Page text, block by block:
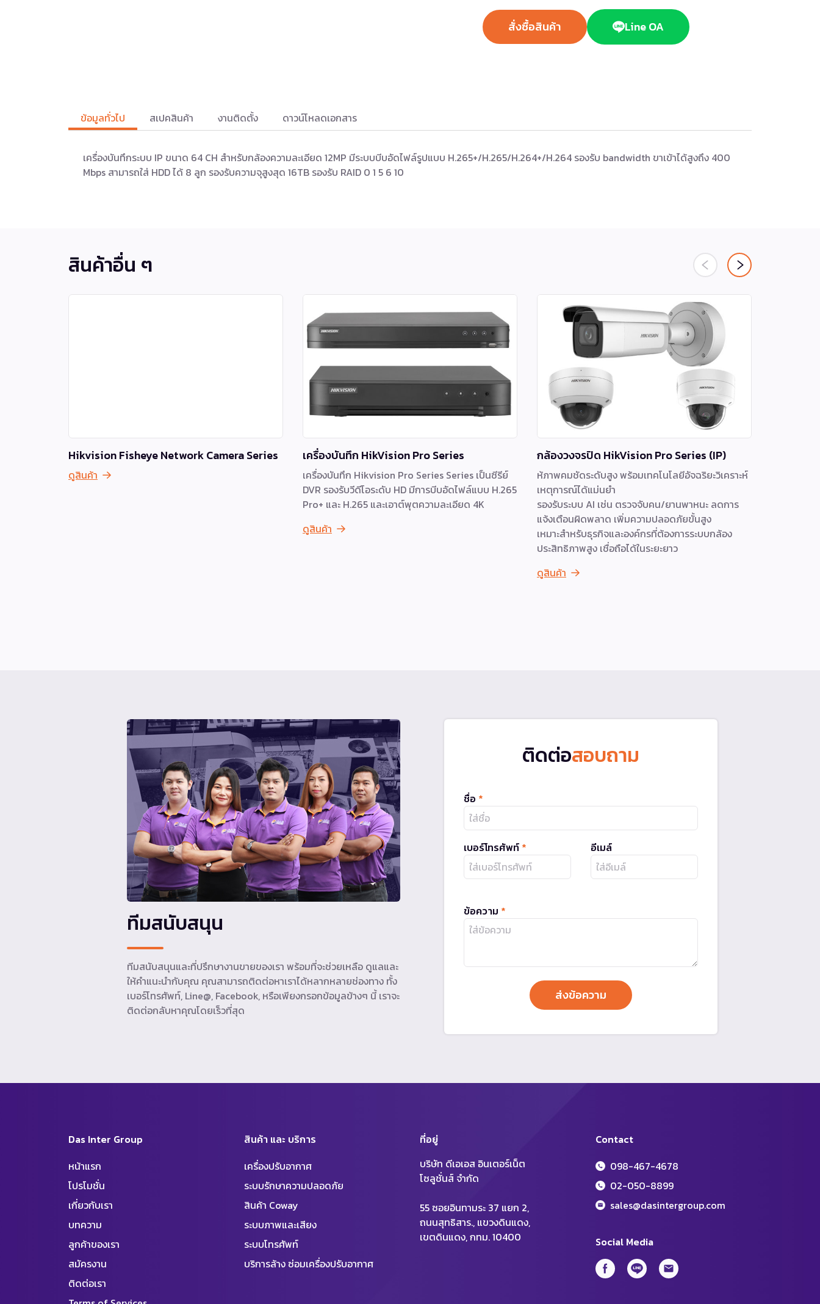
สั่งซื้อสินค้า Line OA
ข้อมูลทั่วไป สเปคสินค้า งานติดตั้ง ดาวน์โหลดเอกสาร
เครื่องบันทึกระบบ IP ขนาด 64 CH สำหรับกล้องความละเอียด 12MP มีระบบบีบอัดไฟล์รูปแบบ H.265+/H.265/H.264+/H.264 รองรับ bandwidth ขาเข้าได้สูงถึง 400
Mbps สามารถใส่ HDD ได้ 8 ลูก รองรับความจุสูงสุด 16TB รองรับ RAID 0 1 5 6 10
สินค้าอื่น ๆ
Hikvision Fisheye Network Camera Series
ดูสินค้า
เครื่องบันทึก HikVision Pro Series
เครื่องบันทึก Hikvision Pro Series Series เป็นซีรีย์
DVR รองรับวีดีโอระดับ HD มีการบีบอัดไฟล์แบบ H.265
Pro+ และ H.265 และเอาต์พุตความละเอียด 4K
ดูสินค้า
กล้องวงจรปิด HikVision Pro Series (IP)
ห้ภาพคมชัดระดับสูง พร้อมเทคโนโลยีอัจฉริยะวิเคราะห์
เหตุการณ์ได้แม่นยำ
รองรับระบบ AI เช่น ตรวจจับคน/ยานพาหนะ ลดการ
แจ้งเตือนผิดพลาด เพิ่มความปลอดภัยขั้นสูง
เหมาะสำหรับธุรกิจและองค์กรที่ต้องการระบบกล้อง
ประสิทธิภาพสูง เชื่อถือได้ในระยะยาว
ดูสินค้า
ติดต่อสอบถาม
ชื่อ *
เบอร์โทรศัพท์ * อีเมล์
ข้อความ *
ทีมสนับสนุน
ทีมสนับสนุนและที่ปรึกษางานขายของเรา พร้อมที่จะช่วยเหลือ ดูแลและ
ให้คำแนะนำกับคุณ คุณสามารถติดต่อหาเราได้หลากหลายช่องทาง ทั้ง
เบอร์โทรศัพท์, Line@, Facebook, หรือเพียงกรอกข้อมูลข้างๆ นี้ เราจะ
ติดต่อกลับหาคุณโดยเร็วที่สุด
Das Inter Group
หน้าแรก
โปรโมชั่น
เกี่ยวกับเรา
บทความ
ลูกค้าของเรา
สมัครงาน
ติดต่อเรา
สินค้า และ บริการ
เครื่องปรับอากาศ
ระบบรักษาความปลอดภัย
สินค้า Coway
ระบบภาพและเสียง
ระบบโทรศัพท์
บริการล้าง ซ่อมเครื่องปรับอากาศ
Social Media
Contact
098-467-4678
02-050-8899
sales@dasintergroup.com
ที่อยู่
บริษัท ดีเอเอส อินเตอร์เน็ต
โซลูชั่นส์ จำกัด
55 ซอยอินทามระ 37 แยก 2,
ถนนสุทธิสาร., แขวงดินแดง,
เขตดินแดง, กทม. 10400